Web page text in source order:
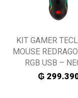
KIT GAMER
MOUSE
RGB USB –
₲